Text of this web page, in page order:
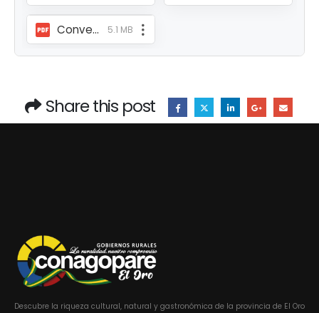
Convenio fortalecimiento El Oro 2025.PDF 5.1 MB
Share this post
Descubre la riqueza cultural, natural y gastronómica de la provincia de El Oro